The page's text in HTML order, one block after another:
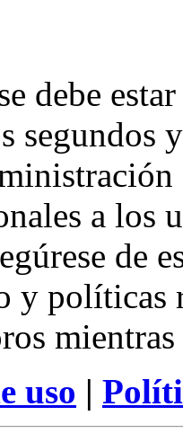
debe
segundos
a los
de
y políticas
uso |